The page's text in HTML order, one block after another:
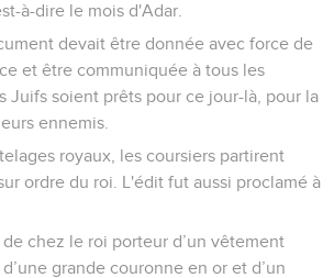
à-dire le mois d'Adar.
devait être donnée avec force de
et être communiquée à tous les
Juifs soient prêts pour ce jour-là, pour la
ennemis.
royaux, les coursiers partirent
ordre du roi. L'édit fut aussi proclamé à
chez le roi porteur d’un vêtement
grande couronne en or et d’un